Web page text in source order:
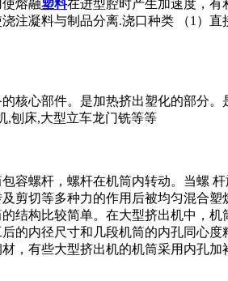
熔融塑料在进型腔时产生加速度，有
凝料与制品分离.浇口种类 （1）
核心部件。是加热挤出塑化的部分。
,刨床,大型立车龙门铣等等
容螺杆，螺杆在机筒内转动。当螺
剪切等多种力的作用后被均匀混合
结构比较简单。在大型挤出机中，
的内径尺寸和几段机筒的内孔同心
有些大型挤出机的机筒采用内孔